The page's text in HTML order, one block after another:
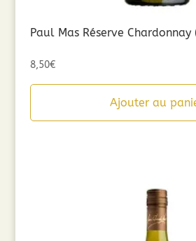
Paul Mas Réserve
8,50€
Ajouter au